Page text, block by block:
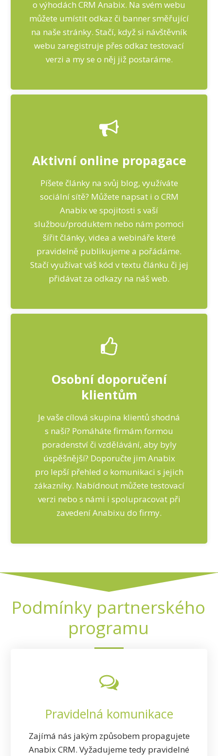
o výhodách CRM Anabix. Na svém webu
můžete umístit odkaz či banner směřující
na naše stránky. Stačí, když si návštěvník
webu zaregistruje přes odkaz testovací
verzi a my se o něj již postaráme.
Aktivní online propagace
Píšete články na svůj blog, využíváte
sociální sítě? Můžete napsat i o CRM
Anabix ve spojitosti s vaší
službou/produktem nebo nám pomoci
šířit články, videa a webináře které
pravidelně publikujeme a pořádáme.
Stačí využívat váš kód v textu článku či jej
přidávat za odkazy na náš web.
Osobní doporučení
klientům
Je vaše cílová skupina klientů shodná
s naší? Pomáháte firmám formou
poradenství či vzdělávání, aby byly
úspěšnější? Doporučte jim Anabix
pro lepší přehled o komunikaci s jejich
zákazníky. Nabídnout můžete testovací
verzi nebo s námi i spolupracovat při
zavedení Anabixu do firmy.
Podmínky partnerského
programu
Pravidelná komunikace
Zajímá nás jakým způsobem propagujete
Anabix CRM. Vyžadujeme tedy pravidelné